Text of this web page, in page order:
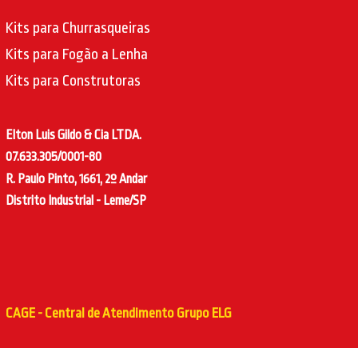
Kits para Churrasqueiras
Kits para Fogão a Lenha
Kits para Construtoras
Elton Luis Gildo & Cia LTDA.
07.633.305/0001-80
R. Paulo Pinto, 1661, 2º Andar
Distrito Industrial - Leme/SP
CAGE - Central de Atendimento Grupo ELG